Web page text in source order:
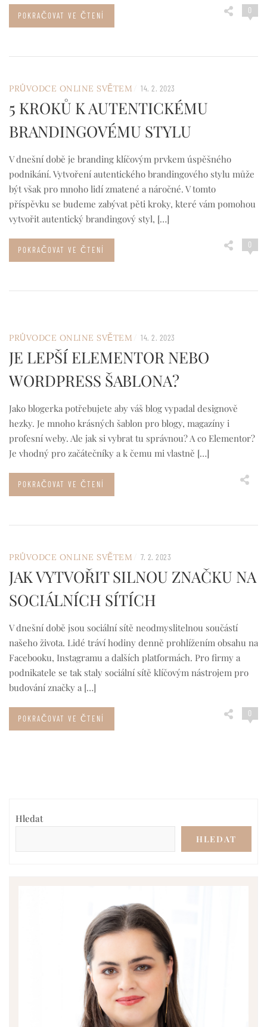
0
POKRAČOVAT VE ČTENÍ
PRŮVODCE ONLINE SVĚTEM 14. 2. 2023
5 KROKŮ K AUTENTICKÉMU
BRANDINGOVÉMU STYLU
V dnešní době je branding klíčovým prvkem úspěšného
podnikání. Vytvoření autentického brandingového stylu může
být však pro mnoho lidí zmatené a náročné. V tomto
příspěvku se budeme zabývat pěti kroky, které vám pomohou
vytvořit autentický brandingový styl, […]
0
POKRAČOVAT VE ČTENÍ
PRŮVODCE ONLINE SVĚTEM 14. 2. 2023
JE LEPŠÍ ELEMENTOR NEBO
WORDPRESS ŠABLONA?
Jako blogerka potřebujete aby váš blog vypadal designově
hezky. Je mnoho krásných šablon pro blogy, magazíny i
profesní weby. Ale jak si vybrat tu správnou? A co Elementor?
Je vhodný pro začátečníky a k čemu mi vlastně […]
POKRAČOVAT VE ČTENÍ
PRŮVODCE ONLINE SVĚTEM 7. 2. 2023
JAK VYTVOŘIT SILNOU ZNAČKU NA
SOCIÁLNÍCH SÍTÍCH
V dnešní době jsou sociální sítě neodmyslitelnou součástí
našeho života. Lidé tráví hodiny denně prohlížením obsahu na
Facebooku, Instagramu a dalších platformách. Pro firmy a
podnikatele se tak staly sociální sítě klíčovým nástrojem pro
budování značky a […]
0
POKRAČOVAT VE ČTENÍ
Hledat
HLEDAT